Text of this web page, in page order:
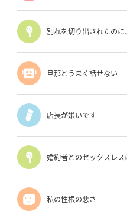
別れを切り出されたの
旦那とうまく話せない
店長が嫌いです
婚約者とのセックスレス
私の性根の悪さ